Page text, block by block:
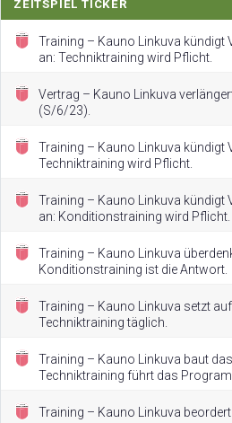
ZEITSPIEL TICKER
Training – Kauno Linkuva kündigt
an: Techniktraining wird Pflicht.
Vertrag – Kauno Linkuva
(S/6/23).
Training – Kauno Linkuva kündigt
Techniktraining wird Pflicht.
Training – Kauno Linkuva kündigt
an: Konditionstraining wird Pflicht.
Training – Kauno Linkuva
Konditionstraining ist die Antwort.
Training – Kauno Linkuva setzt
Techniktraining täglich.
Training – Kauno Linkuva baut
Techniktraining führt das
Training – Kauno Linkuva